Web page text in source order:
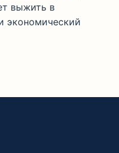
выжить в
экономический